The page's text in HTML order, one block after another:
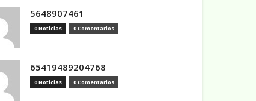
5648907461
0 Noticias 0 Comentarios
65419489204768
0 Noticias 0 Comentarios